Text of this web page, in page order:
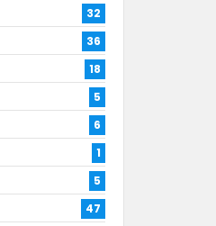
32
36
18
5
6
1
5
47